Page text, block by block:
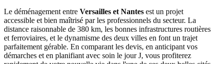
Le déménagement entre Versailles et Nantes est un projet
accessible et bien maîtrisé par les professionnels du secteur. La
distance raisonnable de 380 km, les bonnes infrastructures routières
et ferroviaires, et le dynamisme des deux villes en font un trajet
parfaitement gérable. En comparant les devis, en anticipant vos
démarches et en planifiant avec soin le jour J, vous profiterez